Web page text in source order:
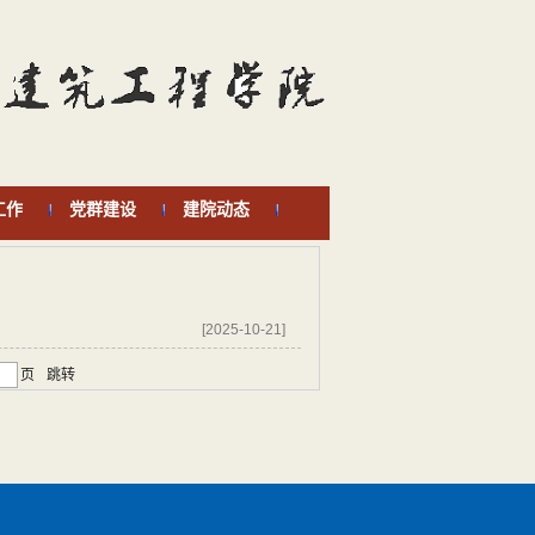
作 党群建设 建院动态
[2025-10-21]
页 跳转